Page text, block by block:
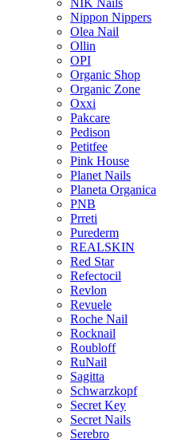
NIK Nails
Nippon Nippers
Olea Nail
Ollin
OPI
Organic Shop
Organic Zone
Oxxi
Pakcare
Pedison
Petitfee
Pink House
Planet Nails
Planeta Organica
PNB
Prreti
Purederm
REALSKIN
Red Star
Refectocil
Revlon
Revuele
Roche Nail
Rocknail
Roubloff
RuNail
Sagitta
Schwarzkopf
Secret Key
Secret Nails
Serebro